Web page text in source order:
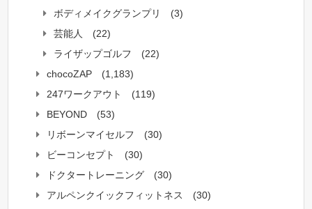
ボディメイクグランプリ
(3)
芸能人
(22)
ライザップゴルフ
(22)
chocoZAP
(1,183)
247ワークアウト
(119)
BEYOND
(53)
リボーンマイセルフ
(30)
ビーコンセプト
(30)
ドクタートレーニング
(30)
アルペンクイックフィットネス
(30)